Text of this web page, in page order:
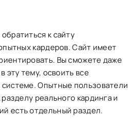
к сайту
кардеров. Сайт имеет
Вы сможете даже
эту тему, освоить все
Опытные пользователи
реального кардинга и
есть отдельный раздел.